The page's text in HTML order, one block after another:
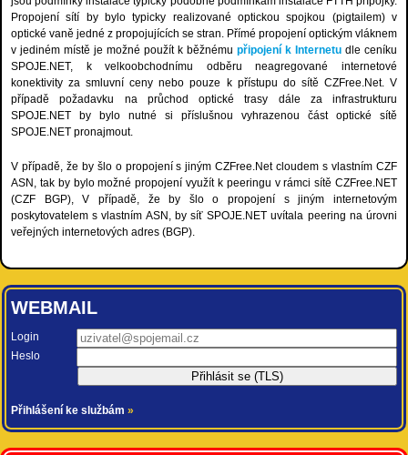
Propojení sítí by bylo typicky realizované optickou spojkou (pigtailem) v
optické vaně jedné z propojujících se stran. Přímé propojení optickým vláknem
v jediném místě je možné použít k běžnému připojení k Internetu dle ceníku
SPOJE.NET, k velkoobchodnímu odběru neagregované internetové
konektivity za smluvní ceny nebo pouze k přístupu do sítě CZFree.Net. V
případě požadavku na průchod optické trasy dále za infrastrukturu
SPOJE.NET by bylo nutné si příslušnou vyhrazenou část optické sítě
SPOJE.NET pronajmout.
V případě, že by šlo o propojení s jiným CZFree.Net cloudem s vlastním CZF
ASN, tak by bylo možné propojení využít k peeringu v rámci sítě CZFree.NET
(CZF BGP), V případě, že by šlo o propojení s jiným internetovým
poskytovatelem s vlastním ASN, by síť SPOJE.NET uvítala peering na úrovni
veřejných internetových adres (BGP).
WEBMAIL
Login
Heslo
Přihlášení ke službám »